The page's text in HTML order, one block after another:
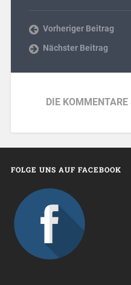
Vorheriger Beitrag
Nächster Beitrag
DIE
FOLGE UNS AUF FACEBOOK